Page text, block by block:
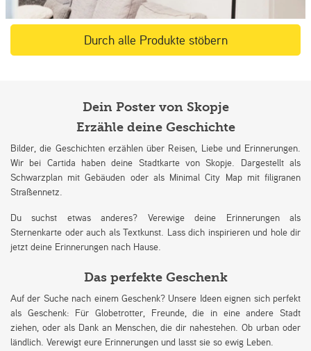
Durch alle Produkte stöbern
Dein Poster von Skopje
Erzähle deine Geschichte
Bilder, die Geschichten erzählen über Reisen, Liebe und Erinnerungen.
Wir bei Cartida haben deine Stadtkarte von Skopje. Dargestellt als
Schwarzplan mit Gebäuden oder als Minimal City Map mit filigranen
Straßennetz.
Du suchst etwas anderes? Verewige deine Erinnerungen als
Sternenkarte oder auch als Textkunst. Lass dich inspirieren und hole dir
jetzt deine Erinnerungen nach Hause.
Das perfekte Geschenk
Auf der Suche nach einem Geschenk? Unsere Ideen eignen sich perfekt
als Geschenk: Für Globetrotter, Freunde, die in eine andere Stadt
ziehen, oder als Dank an Menschen, die dir nahestehen. Ob urban oder
ländlich. Verewigt eure Erinnerungen und lasst sie so ewig Leben.